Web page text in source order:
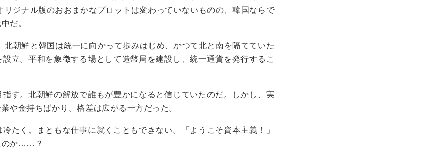
リジナル版のおおまかなプロットは変わっていないものの、韓国ならで
だ。
北朝鮮と韓国は統一に向かって歩みはじめ、かつて北と南を隔てていた
立。平和を象徴する場として造幣局を建設し、統一通貨を発行するこ
す。北朝鮮の解放で誰もが豊かになると信じていたのだ。しかし、実
や金持ちばかり。格差は広がる一方だった。
たく、まともな仕事に就くこともできない。「ようこそ資本主義！」
のか……？